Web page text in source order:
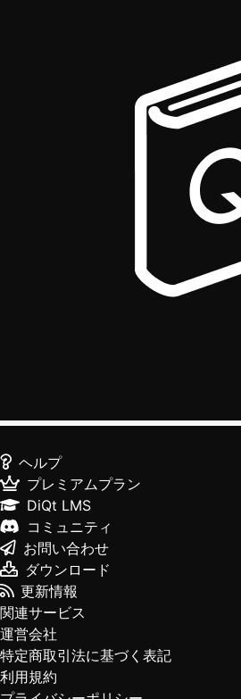
ヘルプ
プレミアムプラン
DiQt LMS
コミュニティ
お問い合わせ
ダウンロード
更新情報
関連サービス
運営会社
特定商取引法に基づく表記
利用規約